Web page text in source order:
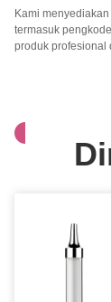
Kami
termasuk
produk profesional